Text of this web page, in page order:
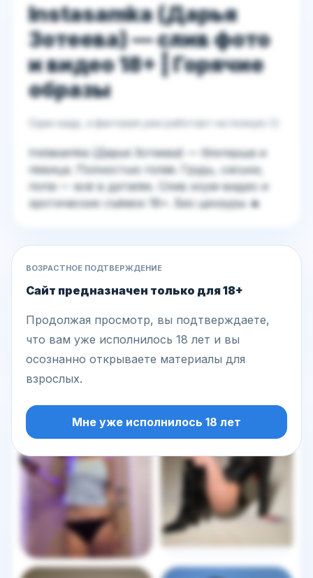
Instasamka (Дарья
Зотеева) — слив фото
и видео 18+ | Горячие
образы
Один кадр, а фантазия уже работает на полную 😏
Instasamka (Дарья Зотеева) — блогерша и
певица. Полностью голая. Грудь, сиськи,
попа — всё в деталях. Слив хоум-видео и
эротических съёмок 18+. Без цензуры 🔥
ДЕЙСТВИЯ
Написать сообщение
Другие фото этой модели
ВОЗРАСТНОЕ ПОДТВЕРЖДЕНИЕ
Сайт предназначен только для 18+
Продолжая просмотр, вы подтверждаете,
что вам уже исполнилось 18 лет и вы
осознанно открываете материалы для
взрослых.
Мне уже исполнилось 18 лет